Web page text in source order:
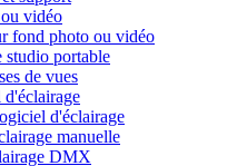
vidéo
fond photo ou vidéo
studio portable
de vues
d'éclairage
manuelle
DMX